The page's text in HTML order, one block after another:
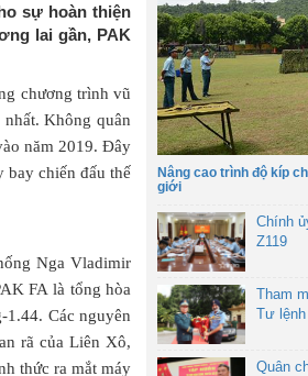
sự hoàn thiện
lai gần, PAK
chương trình vũ
Không quân
năm 2019. Đây
bay chiến đấu thế
Nga Vladimir
FA là tổng hòa
Các nguyên
rã của Liên Xô,
thức ra mắt máy
Nâng cao trình độ kíp
giới
Chính
Z119
Tham
Tư lệnh
Quân